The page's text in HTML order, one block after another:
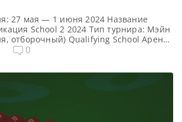
27 мая — 1 июня 2024 Название
School 2 2024 Тип турнира: Мэйн
отборочный) Qualifying School Арена:
Место проведения (населенный пункт,
0